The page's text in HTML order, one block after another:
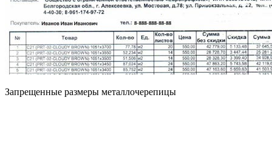
Запрещенные размеры металлочерепицы